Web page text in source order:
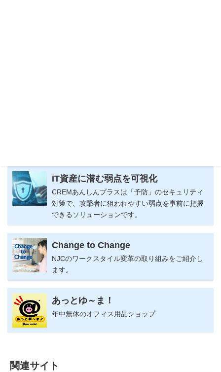
IT資産に潜む弱点を可視化
CREMあんしんプラスは「予防」のセキュリティ
対策で、攻撃者に狙われやすい弱点を事前に把握
できるソリューションです。
Change to Change
NJCのワークスタイル変革の取り組みをご紹介し
ます。
あっとゆ～ま！
年中無休のオフィス用品ショップ
関連サイト